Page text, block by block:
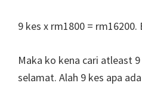
9 kes x rm1800 = rm16200.
Maka ko kena cari atleast
selamat. Alah 9 kes apa